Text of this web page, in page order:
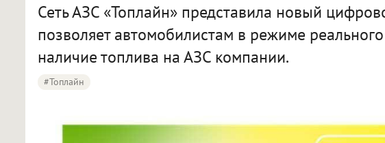
Сеть АЗС «Топлайн» представила новый
позволяет автомобилистам в режиме
наличие топлива на АЗС компании.
#Топлайн